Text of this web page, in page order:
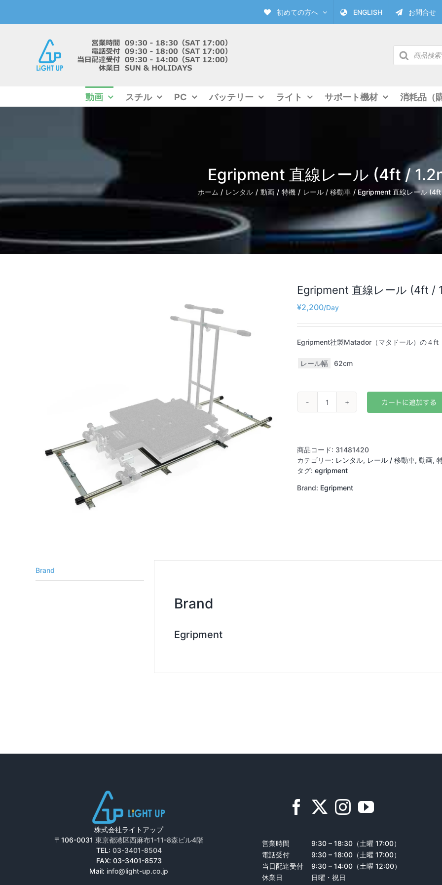
content
初めての方へ ENGLISH お問合せ
商
品
動画 スチル PC バッテリー ライト サポート機材 消耗品（
Egripment 直線レール (4ft /
ホーム レンタル 動画 特機 レール / 移動車 Egripment 直線レール
Egripment 直線レール (4ft /
¥2,200
Egripment社製Matador（マタドール）の４ft
レール幅 62cm
Egripment
ー
ル
(4ft
1.2m)
商品コード: 31481420
カテゴリー: レンタル, レール / 移動車, 動画,
タグ: egripment
Brand: Egripment
Brand
Brand
Egripment
株式会社ライトアップ
〒106-0031東京都港区西麻布1-11-8森ビル4階
TEL: 03-3401-8504
FAX: 03-3401-8573
Mail: info@light-up.co.jp
営業時間
9:30 – 18:30（土曜 17:00）
電話受付
9:30 – 18:00（土曜 17:00）
当日配達受付
9:30 – 14:00（土曜 12:00）
休業日
日曜・祝日